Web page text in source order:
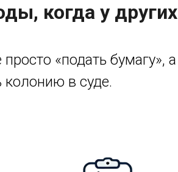
когда у
«подать бумагу», а
колонию в суде.